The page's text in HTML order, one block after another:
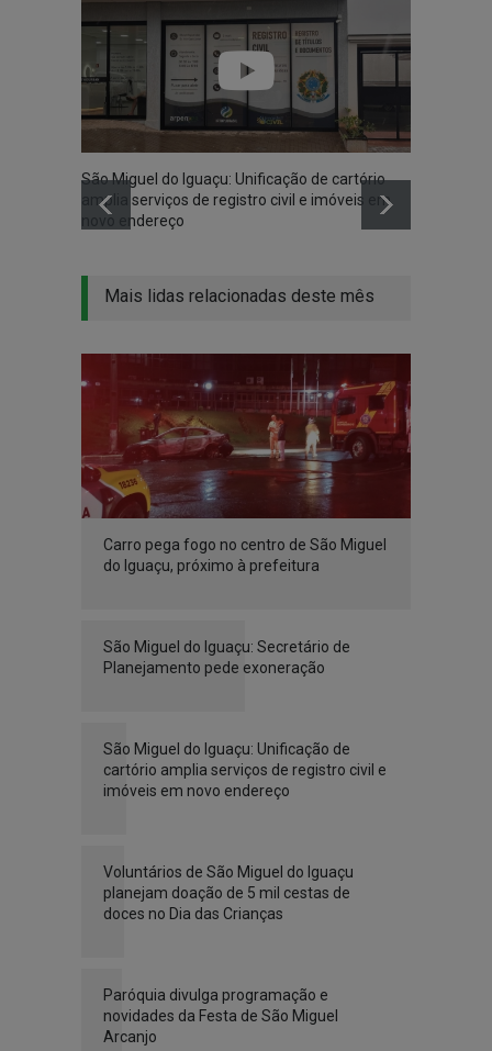
São Miguel do Iguaçu: Unificação de cartório
amplia serviços de registro civil e imóveis em
novo endereço
Mais lidas relacionadas deste mês
Carro pega fogo no centro de São Miguel
do Iguaçu, próximo à prefeitura
São Miguel do Iguaçu: Secretário de
Planejamento pede exoneração
São Miguel do Iguaçu: Unificação de
cartório amplia serviços de registro civil e
imóveis em novo endereço
Voluntários de São Miguel do Iguaçu
planejam doação de 5 mil cestas de
doces no Dia das Crianças
Paróquia divulga programação e
novidades da Festa de São Miguel
Arcanjo